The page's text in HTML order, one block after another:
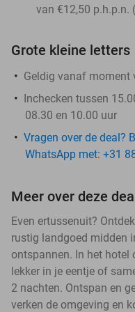
van €12,50 p.h.p.n.
Grote kleine letters
Geldig vanaf
Inchecken tussen
08.30 en 10.00 uur
Vragen over de deal?
WhatsApp met: +31
Meer over deze
Even ertussenuit?
rustig landgoed midden
ontspannen. In het hotel
lekker in je eentje of
2 nachten. Ontspan en
verken de omgeving en